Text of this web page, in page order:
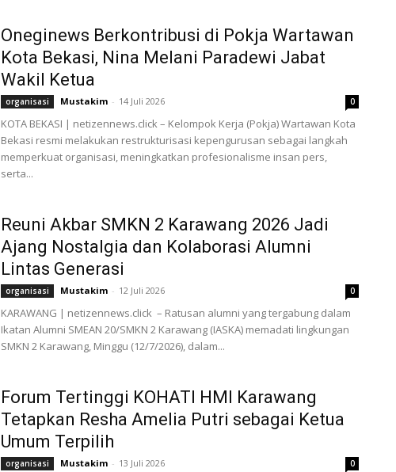
Oneginews Berkontribusi di Pokja Wartawan
Kota Bekasi, Nina Melani Paradewi Jabat
Wakil Ketua
organisasi Mustakim - 14 Juli 2026 0
KOTA BEKASI | netizennews.click – Kelompok Kerja (Pokja) Wartawan Kota
Bekasi resmi melakukan restrukturisasi kepengurusan sebagai langkah
memperkuat organisasi, meningkatkan profesionalisme insan pers,
serta...
Reuni Akbar SMKN 2 Karawang 2026 Jadi
Ajang Nostalgia dan Kolaborasi Alumni
Lintas Generasi
organisasi Mustakim - 12 Juli 2026 0
KARAWANG | netizennews.click – Ratusan alumni yang tergabung dalam
Ikatan Alumni SMEAN 20/SMKN 2 Karawang (IASKA) memadati lingkungan
SMKN 2 Karawang, Minggu (12/7/2026), dalam...
Forum Tertinggi KOHATI HMI Karawang
Tetapkan Resha Amelia Putri sebagai Ketua
Umum Terpilih
organisasi Mustakim - 13 Juli 2026 0